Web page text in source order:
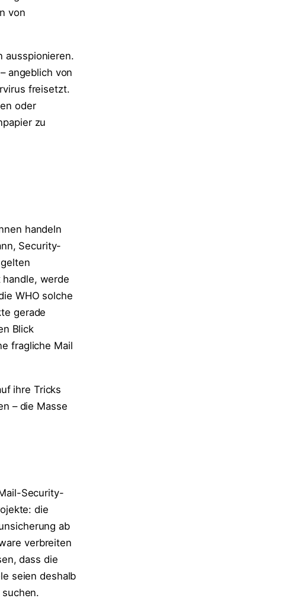
von
ausspionieren.
angeblich von
freisetzt.
oder
zu
handeln
Security-
werde
WHO solche
gerade
Blick
fragliche Mail
ihre Tricks
– die Masse
Security-
die
ab
verbreiten
dass die
seien deshalb